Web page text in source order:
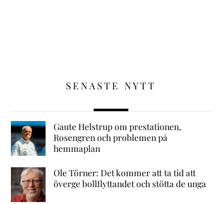
SENASTE NYTT
Gaute Helstrup om prestationen,
Rosengren och problemen på
hemmaplan
Ole Törner: Det kommer att ta tid att
överge bollflyttandet och stötta de unga